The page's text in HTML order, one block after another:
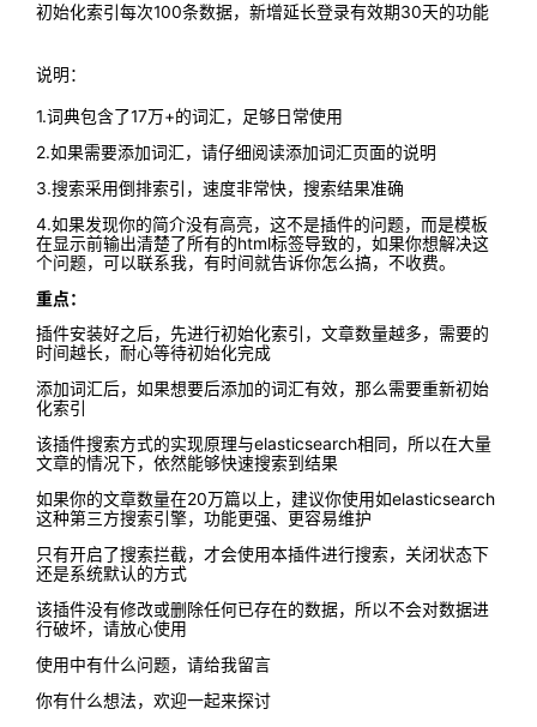
初始化索引每次100条数据，新增延长登录有效期30天的功能
说明：
1.词典包含了17万+的词汇，足够日常使用
2.如果需要添加词汇，请仔细阅读添加词汇页面的说明
3.搜索采用倒排索引，速度非常快，搜索结果准确
4.如果发现你的简介没有高亮，这不是插件的问题，而是模板
在显示前输出清楚了所有的html标签导致的，如果你想解决这
个问题，可以联系我，有时间就告诉你怎么搞，不收费。
重点：
插件安装好之后，先进行初始化索引，文章数量越多，需要的
时间越长，耐心等待初始化完成
添加词汇后，如果想要后添加的词汇有效，那么需要重新初始
化索引
该插件搜索方式的实现原理与elasticsearch相同，所以在大量
文章的情况下，依然能够快速搜索到结果
如果你的文章数量在20万篇以上，建议你使用如elasticsearch
这种第三方搜索引擎，功能更强、更容易维护
只有开启了搜索拦截，才会使用本插件进行搜索，关闭状态下
还是系统默认的方式
该插件没有修改或删除任何已存在的数据，所以不会对数据进
行破坏，请放心使用
使用中有什么问题，请给我留言
你有什么想法，欢迎一起来探讨